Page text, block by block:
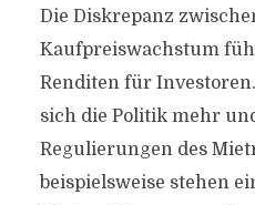
Die Diskrepanz
Kaufpreiswachstum
Renditen für
sich die Politik mehr
Regulierungen des
beispielsweise stehen